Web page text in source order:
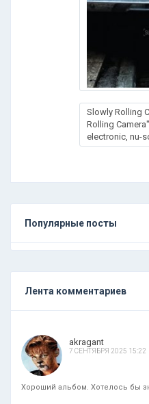
Slowly Rolling
Rolling
electronic, nu-
Популярные посты
Лента комментариев
akragant
7 СЕНТЯБРЯ 2025 15:22
Хороший альбом. Хотелось бы